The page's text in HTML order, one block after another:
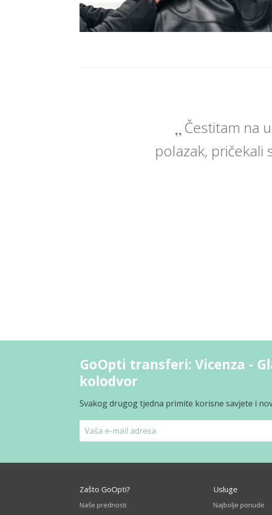
Čestitam na
polazak, pričekali
GoOpti transferi: Vicenza -
kolodvor
Svakog drugog tjedna primite korisne savjete i
Zašto GoOpti?
Naše prednosti
Usluge
Najbolje ponude